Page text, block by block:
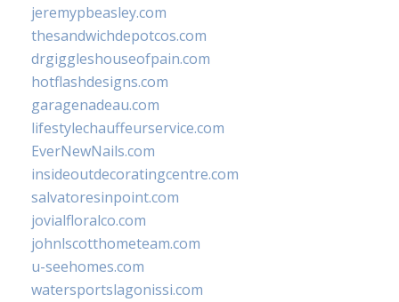
jeremypbeasley.com
thesandwichdepotcos.com
drgiggleshouseofpain.com
hotflashdesigns.com
garagenadeau.com
lifestylechauffeurservice.com
EverNewNails.com
insideoutdecoratingcentre.com
salvatoresinpoint.com
jovialfloralco.com
johnlscotthometeam.com
u-seehomes.com
watersportslagonissi.com